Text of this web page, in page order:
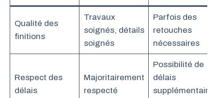
Qualité des
finitions
Travaux
soignés, détails
soignés
Parfois des
retouches
nécessaires
Respect des
délais
Majoritairement
respecté
Possibilité de
délais
supplémentaires